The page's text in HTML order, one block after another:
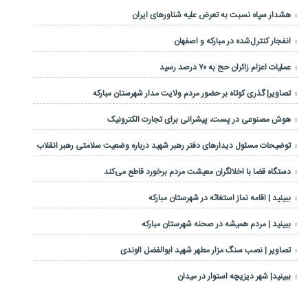
هشدار سپاه نسبت به تعرض علیه شناورهای ایران
انفجار کنترل‌شده در مبارکه و اصفهان
عملیات اعزام زائران حج به ۷۰ درصد رسید
تصاویر| گذری کوتاه بر حضور مردم ولایت مدار شهرستان مبارکه
هوش مصنوعی در پست، پیشرانی برای تجارت الکترونیک
توضیحات مسئول دیدارهای دفتر رهبر شهید درباره وضعیت سلامتی رهبر انقلاب
دستگاه قضا با اخلالگران معیشت مردم برخورد قاطع می‌کند
ببینید | اقامه نماز استغاثه در شهرستان مبارکه
ببینید | مردم همیشه در صحنه شهرستان مبارکه
تصاویر | نصب سنگ مزار مطهر شهید ابوالفضل الوندی
ببینید| شهر دیزیچه استوار در میدان